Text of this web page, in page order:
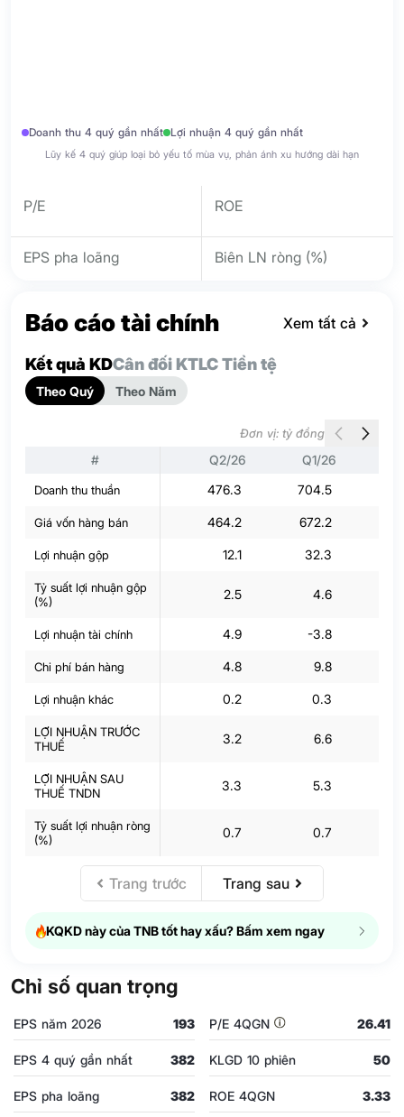
Doanh thu 4 quý gần nhất Lợi nhuận 4 quý gần nhất
Lũy kế 4 quý giúp loại bỏ yếu tố mùa vụ, phản ánh xu hướng dài hạn
P/E ROE
EPS pha loãng Biên LN ròng (%)
Báo cáo tài chính Xem tất cả
Kết quả KDCân đối KTLC Tiền tệ
Theo Quý Theo Năm
Đơn vị: tỷ đồng
# Q2/26 Q1/26
Doanh thu thuần 476.3 704.5
Giá vốn hàng bán 464.2 672.2
Lợi nhuận gộp 12.1 32.3
Tỷ suất lợi nhuận gộp
(%)
2.5 4.6
Lợi nhuận tài chính 4.9 -3.8
Chi phí bán hàng 4.8 9.8
Lợi nhuận khác 0.2 0.3
LỢI NHUẬN TRƯỚC
THUẾ
3.2 6.6
LỢI NHUẬN SAU
THUẾ TNDN
3.3 5.3
Tỷ suất lợi nhuận ròng
(%)
0.7 0.7
Trang trước Trang sau
KQKD này của TNB tốt hay xấu? Bấm xem ngay
Chỉ số quan trọng
EPS năm 2026 193 P/E 4QGN 26.41
EPS 4 quý gần nhất 382 KLGD 10 phiên 50
EPS pha loãng 382 ROE 4QGN 3.33